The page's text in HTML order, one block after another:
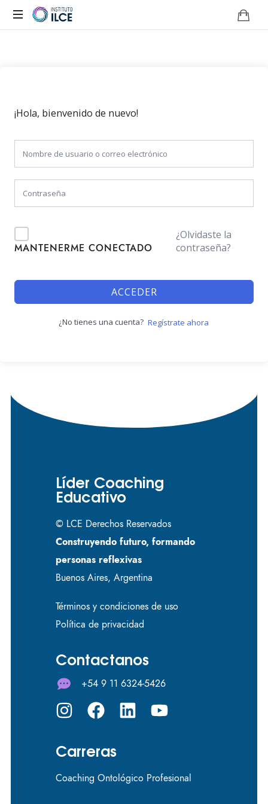
¡Hola, bienvenido de nuevo!
MANTENERME CONECTADO
¿Olvidaste la
contraseña?
ACCEDER
¿No tienes una cuenta? Regístrate ahora
Líder Coaching
Educativo
© LCE Derechos Reservados
Construyendo futuro, formando
personas reflexivas
Buenos Aires, Argentina
Términos y condiciones de uso
Política de privacidad
Contactanos
+54 9 11 6324-5426
Carreras
Coaching Ontológico Profesional